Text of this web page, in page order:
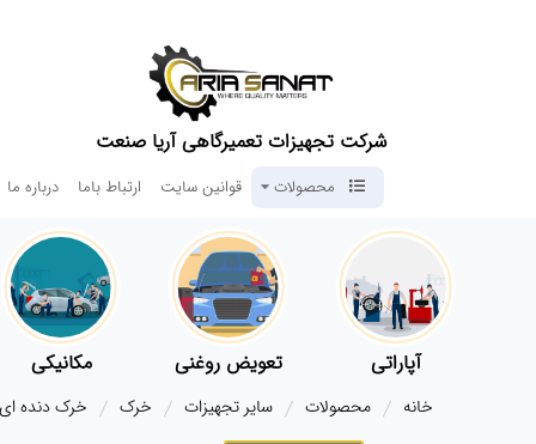
شرکت تجهیزات تعمیرگاهی آریا صنعت
محصولات قوانین سایت ارتباط باما درباره ما
آپاراتی تعویض روغنی مکانیکی
خانه محصولات سایر تجهیزات خرک
خرک دنده